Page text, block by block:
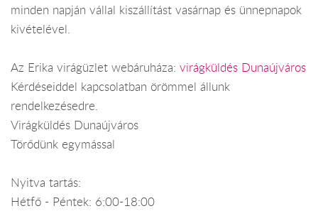
minden napján vállal kiszállítást vasárnap és ünnepnapok
kivételével.
Az Erika virágüzlet webáruháza: virágküldés Dunaújváros
Kérdéseiddel kapcsolatban örömmel állunk
rendelkezésedre.
Virágküldés Dunaújváros
Törődünk egymással
Nyitva tartás:
Hétfő - Péntek: 6:00-18:00